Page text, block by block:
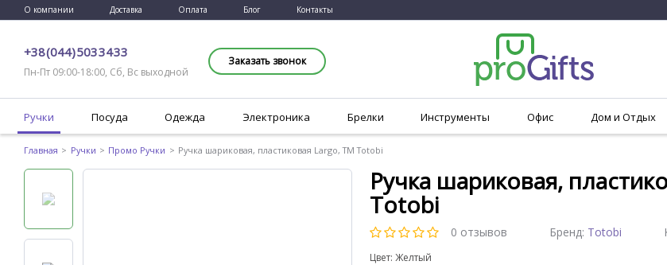
О компании Доставка Оплата Блог Контакты
+38 (044) 503 34 33
Пн-Пт 09:00-18:00, Сб, Вс выходной
Заказать звонок
Ручки Посуда Одежда Электроника Брелки Инструменты Офис Дом и Отдых
Главная Ручки Промо Ручки Ручка шариковая, пластиковая Largo, TM Totobi
Ручка шариковая,
Totobi
0 отзывов Бренд: Totobi
Цвет: Желтый